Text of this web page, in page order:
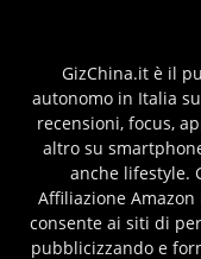
GizChina.it è il
autonomo in Italia
recensioni, focus,
altro su
anche lifestyle.
Affiliazione
consente ai siti di
pubblicizzando e